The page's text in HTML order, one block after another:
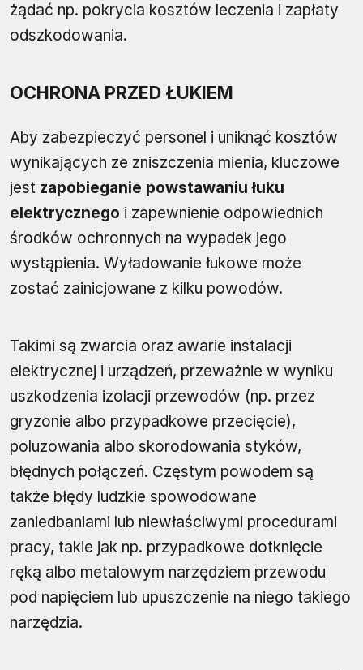
żądać np. pokrycia kosztów leczenia i zapłaty
odszkodowania.
OCHRONA PRZED ŁUKIEM
Aby zabezpieczyć personel i uniknąć kosztów
wynikających ze zniszczenia mienia, kluczowe
jest zapobieganie powstawaniu łuku
elektrycznego i zapewnienie odpowiednich
środków ochronnych na wypadek jego
wystąpienia. Wyładowanie łukowe może
zostać zainicjowane z kilku powodów.
Takimi są zwarcia oraz awarie instalacji
elektrycznej i urządzeń, przeważnie w wyniku
uszkodzenia izolacji przewodów (np. przez
gryzonie albo przypadkowe przecięcie),
poluzowania albo skorodowania styków,
błędnych połączeń. Częstym powodem są
także błędy ludzkie spowodowane
zaniedbaniami lub niewłaściwymi procedurami
pracy, takie jak np. przypadkowe dotknięcie
ręką albo metalowym narzędziem przewodu
pod napięciem lub upuszczenie na niego takiego
narzędzia.